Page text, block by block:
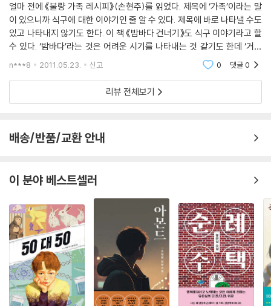
얼마 전에 《불량 가족 레시피》(손현주)를 읽었다. 제목에 ‘가족’이라는 말
이 있으니까 식구에 대한 이야기인 줄 알 수 있다. 제목에 바로 나타낼 수도
있고 나타내지 않기도 한다. 이 책 《밤바다 건너기》도 식구 이야기라고 할
수 있다. ‘밤바다’라는 것은 어려운 시기를 나타내는 것 같기도 한데 ‘거부
해서는 안 될 것 같은 느낌이 든다’고 한 말에서는 어느 한 시기만을 나타
n***8 2011.05.23. 신고 0 댓글0
리뷰 전체보기
배송/반품/교환 안내
이 분야 베스트셀러